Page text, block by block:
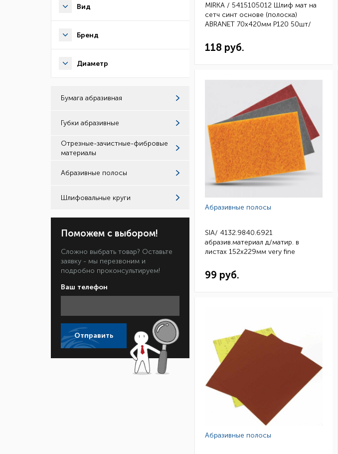
Вид
Бренд
Диаметр
Бумага абразивная
Губки абразивные
Отрезные-зачистные-фибровые
материалы
Абразивные полосы
Шлифовальные круги
Поможем с выбором!
Сложно выбрать товар? Оставьте
заявку - мы перезвоним и
подробно проконсультируем!
Ваш телефон
Отправить
MIRKA / 5415105012 Шлиф мат на
сетч синт основе (полоска)
ABRANET 70x420мм Р120 50шт/
118 руб.
Абразивные полосы
SIA/ 4132.9840.6921
абразив.материал д/матир. в
листах 152x229мм very fine
99 руб.
Абразивные полосы